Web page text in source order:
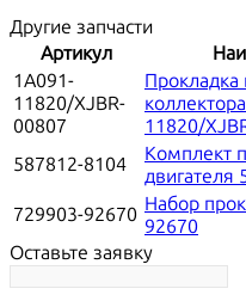
Другие запчасти
Артикул
1A091-
11820/XJBR-
00807
Прокладка
11820/
587812-8104
Комплект
двигателя
729903-92670 Набор
92670
Оставьте заявку